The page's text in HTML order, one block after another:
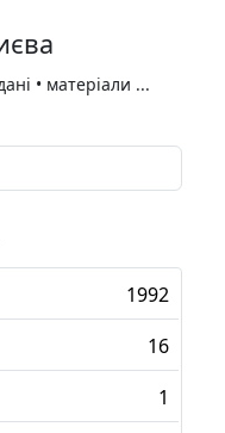
• матеріали ...
1992
16
1